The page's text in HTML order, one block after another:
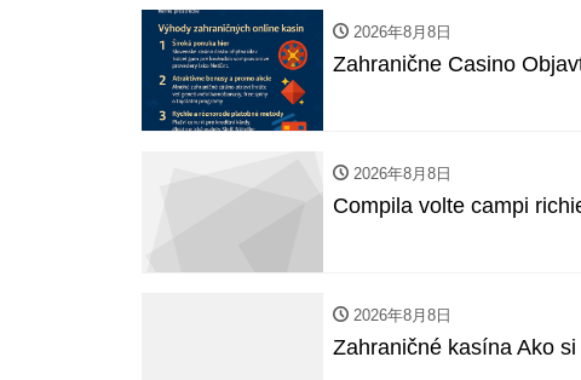
2026年8月8日
Zahranične Casino
2026年8月8日
Compila volte campi
2026年8月8日
Zahraničné kasína Ako